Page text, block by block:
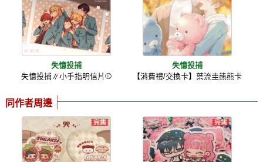
失憶投捕
失憶投捕∥小手指明信片⚾
失憶投捕
【消費禮/交換卡】葉流圭熊熊卡
同作者周邊